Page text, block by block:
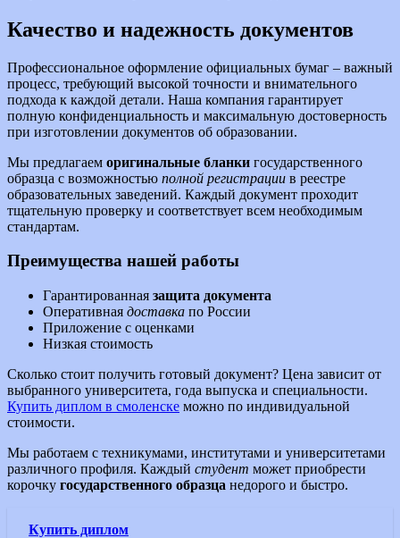
Качество и надежность документов
Профессиональное оформление официальных бумаг – важный
процесс, требующий высокой точности и внимательного
подхода к каждой детали. Наша компания гарантирует
полную конфиденциальность и максимальную достоверность
при изготовлении документов об образовании.
Мы предлагаем оригинальные бланки государственного
образца с возможностью полной регистрации в реестре
образовательных заведений. Каждый документ проходит
тщательную проверку и соответствует всем необходимым
стандартам.
Преимущества нашей работы
Гарантированная защита документа
Оперативная доставка по России
Приложение с оценками
Низкая стоимость
Сколько стоит получить готовый документ? Цена зависит от
выбранного университета, года выпуска и специальности.
Купить диплом в смоленске можно по индивидуальной
стоимости.
Мы работаем с техникумами, институтами и университетами
различного профиля. Каждый студент может приобрести
корочку государственного образца недорого и быстро.
Купить диплом